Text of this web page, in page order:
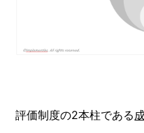
評価制度の2本柱である